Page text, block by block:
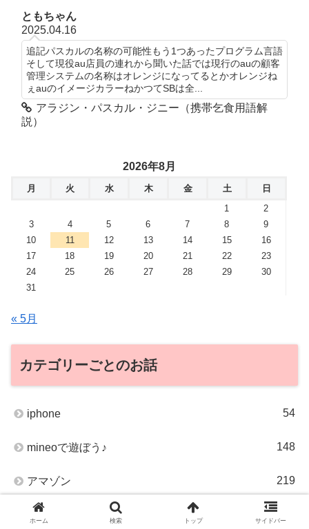
ともちゃん
2025.04.16
追記パスカルの名称の可能性もう1つあったプログラム言語
そして現役au店員の連れから聞いた話では現行のauの顧客
管理システムの名称はオレンジになってるとかオレンジね
ぇauのイメージカラーねかつてSBは全...
アラジン・パスカル・ジニー（携帯乞食用語解
説）
2026年8月
月 火 水 木 金 土
日
1
2
3
4 5 6 7 8
9
10
11 12 13 14 15
16
17
18 19 20 21 22
23
24
25 26 27 28 29
30
31
« 5月
カテゴリーごとのお話
iphone 54
mineoで遊ぼう♪ 148
アマゾン 219
Amazon Music
ホーム 検索 トップ サイドバー